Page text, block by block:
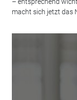
macht sich jetzt das